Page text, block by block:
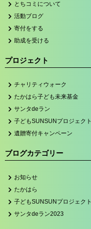
とちコミについて
活動ブログ
寄付をする
助成を受ける
プロジェクト
チャリティウォーク
たかはら子ども未来基金
サンタdeラン
子どもSUNSUNプロジェクト
遺贈寄付キャンペーン
ブログカテゴリー
お知らせ
たかはら
子どもSUNSUNプロジェクト
サンタdeラン2023